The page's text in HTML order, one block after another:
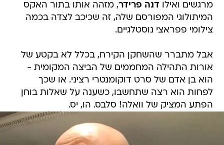
מרגשים ואילו דנה פרידר, מזהה אותו בתור האקס
המיתולוגי המפורסם שלה, זה שכיכב לצדה בכמה
צילומי פפראצי נוסטלגיים.
אבל מתברר שהשחקן הקירח, בכלל לא בקטע של
אורות התהילה המחממים של הביצה המקומית -
הוא בן אדם של סרט דוקומנטרי רציני. או שכך
לפחות הוא רצה שתחשבו, כשענה על שאלות בוחן
הפתע המציק של וואלה! סלבס. הו, יס.